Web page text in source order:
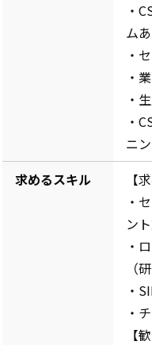
・
ムあ
・
・
・
・
ニ
求めるスキル
【
・
ン
・
（
・
・
【